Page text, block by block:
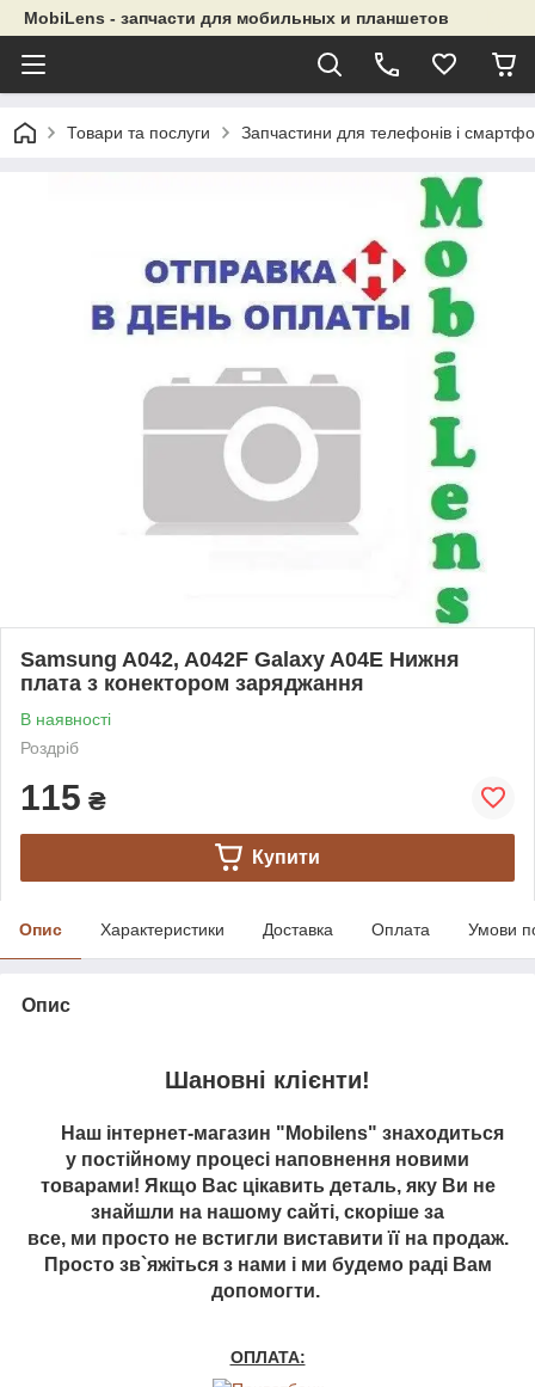
MobiLens - запчасти для мобильных и планшетов
Товари та послуги Запчастини для телефонів і
Samsung A042, A042F Galaxy A04E Нижня
плата з конектором заряджання
В наявності
Роздріб
115 ₴
Купити
Опис Характеристики Доставка Оплата Умови
Опис
Шановні клієнти!
Наш інтернет-магазин "Mobilens" знаходиться
у постійному процесі наповнення новими
товарами! Якщо Вас цікавить деталь, яку Ви не
знайшли на нашому сайті, скоріше за
все, ми просто не встигли виставити її на продаж.
Просто зв`яжіться з нами і ми будемо раді Вам
допомогти.
ОПЛАТА: